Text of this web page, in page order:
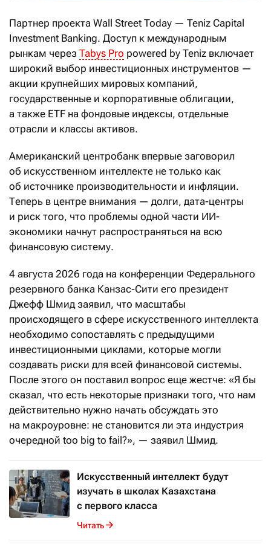
Партнер проекта Wall Street Today — Teniz Capital
Investment Banking. Доступ к международным
рынкам через Tabys Pro powered by Teniz включает
широкий выбор инвестиционных инструментов —
акции крупнейших мировых компаний,
государственные и корпоративные облигации,
а также ETF на фондовые индексы, отдельные
отрасли и классы активов.
Американский центробанк впервые заговорил
об искусственном интеллекте не только как
об источнике производительности и инфляции.
Теперь в центре внимания — долги, дата-центры
и риск того, что проблемы одной части ИИ-
экономики начнут распространяться на всю
финансовую систему.
4 августа 2026 года на конференции Федерального
резервного банка Канзас-Сити его президент
Джефф Шмид заявил, что масштабы
происходящего в сфере искусственного интеллекта
необходимо сопоставлять с предыдущими
инвестиционными циклами, которые могли
создавать риски для всей финансовой системы.
После этого он поставил вопрос еще жестче: «Я бы
сказал, что есть некоторые признаки того, что нам
действительно нужно начать обсуждать это
на макроуровне: не становится ли эта индустрия
очередной too big to fail?», — заявил Шмид.
Искусственный интеллект будут
изучать в школах Казахстана
с первого класса
Читать